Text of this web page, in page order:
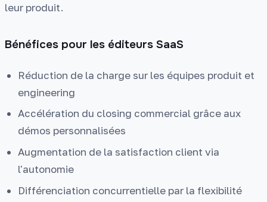
leur produit.
Bénéfices pour les éditeurs SaaS
Réduction de la charge sur les équipes produit et
engineering
Accélération du closing commercial grâce aux
démos personnalisées
Augmentation de la satisfaction client via
l'autonomie
Différenciation concurrentielle par la flexibilité